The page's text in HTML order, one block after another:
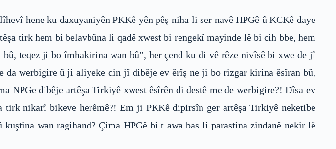
hene ku daxuyaniyên PKKê yên pêş niha li ser navê HPGê û KCKê daye
tirk hem bi belavbûna li qadê xwest bi rengekî mayinde lê bi cih bbe, hem
teqez ji bo îmhakirina wan bû”, her çend ku di vê rêze nivîsê bi xwe de jî
werbigire û ji aliyeke din jî dibêje ev êrîş ne ji bo rizgar kirina êsîran bû,
dibêje artêşa Tirkiyê xwest êsîrên di destê me de werbigire?! Dîsa ev
nikarî bikeve herêmê?! Em ji PKKê dipirsîn ger artêşa Tirkiyê neketibe
wan ragihand? Çima HPGê bi t awa bas li parastina zindanê nekir lê